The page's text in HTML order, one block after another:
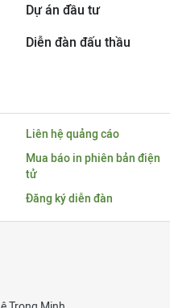
Dự án đầu tư
Diễn đàn đấu thầu
Liên hệ quảng cáo
Mua báo in phiên bản điện
tử
Đăng ký diễn đàn